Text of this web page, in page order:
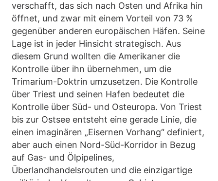
verschafft, das sich nach Osten und Afrika hin
öffnet, und zwar mit einem Vorteil von 73 %
gegenüber anderen europäischen Häfen. Seine
Lage ist in jeder Hinsicht strategisch. Aus
diesem Grund wollten die Amerikaner die
Kontrolle über ihn übernehmen, um die
Trimarium-Doktrin umzusetzen. Die Kontrolle
über Triest und seinen Hafen bedeutet die
Kontrolle über Süd- und Osteuropa. Von Triest
bis zur Ostsee entsteht eine gerade Linie, die
einen imaginären „Eisernen Vorhang“ definiert,
aber auch einen Nord-Süd-Korridor in Bezug
auf Gas- und Ölpipelines,
Überlandhandelsrouten und die einzigartige